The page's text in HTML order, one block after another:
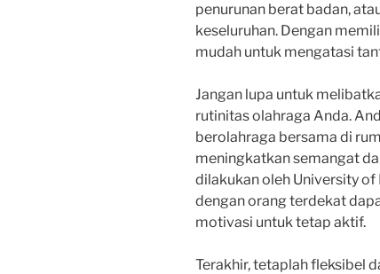
penurunan berat badan,
keseluruhan. Dengan
mudah untuk mengatasi
Jangan lupa untuk
rutinitas olahraga Anda.
berolahraga bersama di
meningkatkan semangat
dilakukan oleh University
dengan orang terdekat
motivasi untuk tetap aktif.
Terakhir, tetaplah fleksibel